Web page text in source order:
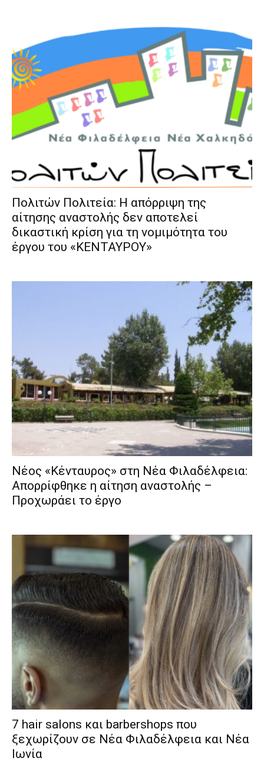
Πολιτών Πολιτεία: Η απόρριψη της
αίτησης αναστολής δεν αποτελεί
δικαστική κρίση για τη νομιμότητα του
έργου του «ΚΕΝΤΑΥΡΟΥ»
Νέος «Κένταυρος» στη Νέα Φιλαδέλφεια:
Απορρίφθηκε η αίτηση αναστολής –
Προχωράει το έργο
7 hair salons και barbershops που
ξεχωρίζουν σε Νέα Φιλαδέλφεια και Νέα
Ιωνία